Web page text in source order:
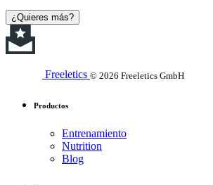
¿Quieres más?
Freeletics © 2026 Freeletics GmbH
Productos
Entrenamiento
Nutrition
Blog